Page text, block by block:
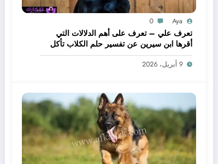
Aya
0
تعرف علي – تعرف على أهم الدلالات التي
أقرها ابن سيرين عن تفسير حلم الكلاب تأكل
لحم – بالتفصيل
9 أبريل، 2026